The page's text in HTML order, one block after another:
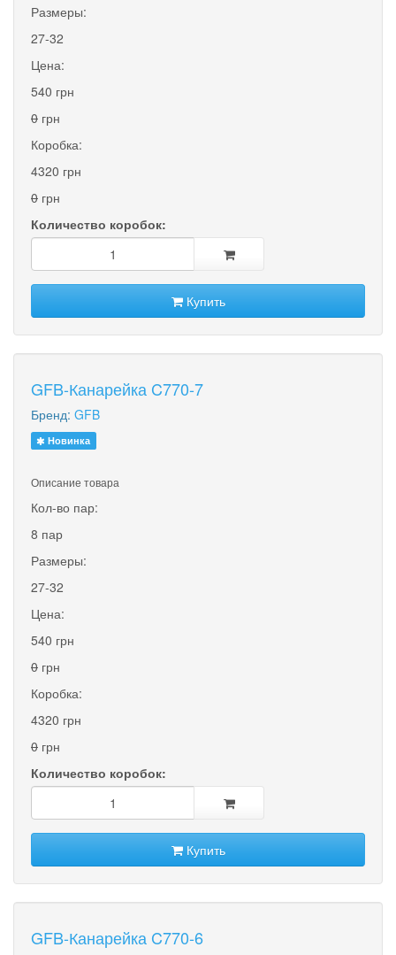
Размеры:
27-32
Цена:
540 грн
0 грн
Коробка:
4320 грн
0 грн
Количество коробок:
Купить
GFB-Канарейка C770-7
Бренд: GFB
Новинка
Описание товара
Кол-во пар:
8 пар
Размеры:
27-32
Цена:
540 грн
0 грн
Коробка:
4320 грн
0 грн
Количество коробок:
Купить
GFB-Канарейка C770-6